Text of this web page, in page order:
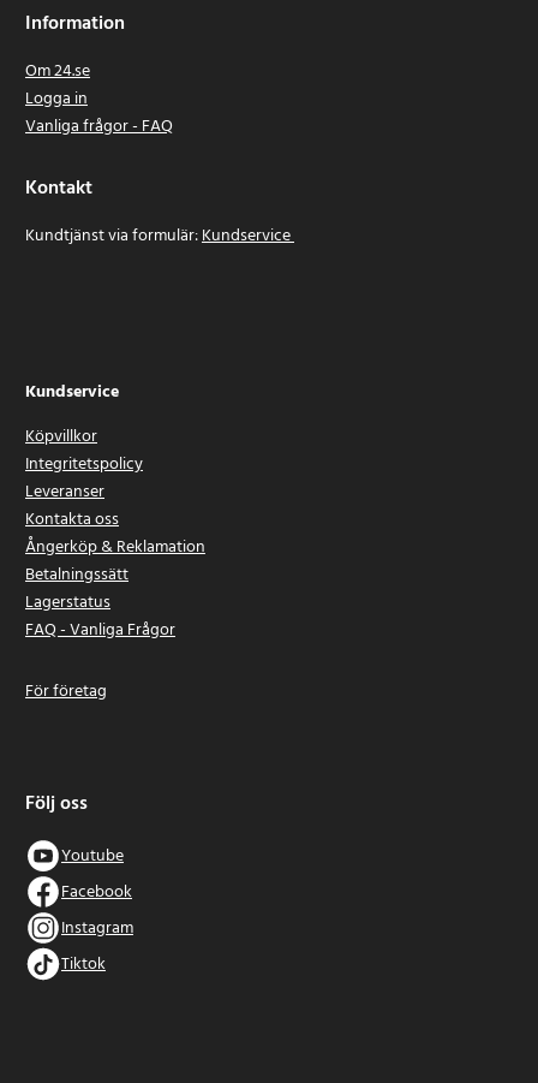
Information
Om 24.se
Logga in
Vanliga frågor - FAQ
Kontakt
Kundtjänst via formulär:Kundservice
Kundservice
Köpvillkor
Integritetspolicy
Leveranser
Kontakta oss
Ångerköp & Reklamation
Betalningssätt
Lagerstatus
FAQ - Vanliga Frågor
För företag
Följ oss
Youtube
Facebook
Instagram
Tiktok